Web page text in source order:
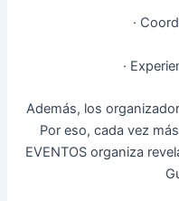
·
·
Además, los
Por eso, cada vez
EVENTOS organiza